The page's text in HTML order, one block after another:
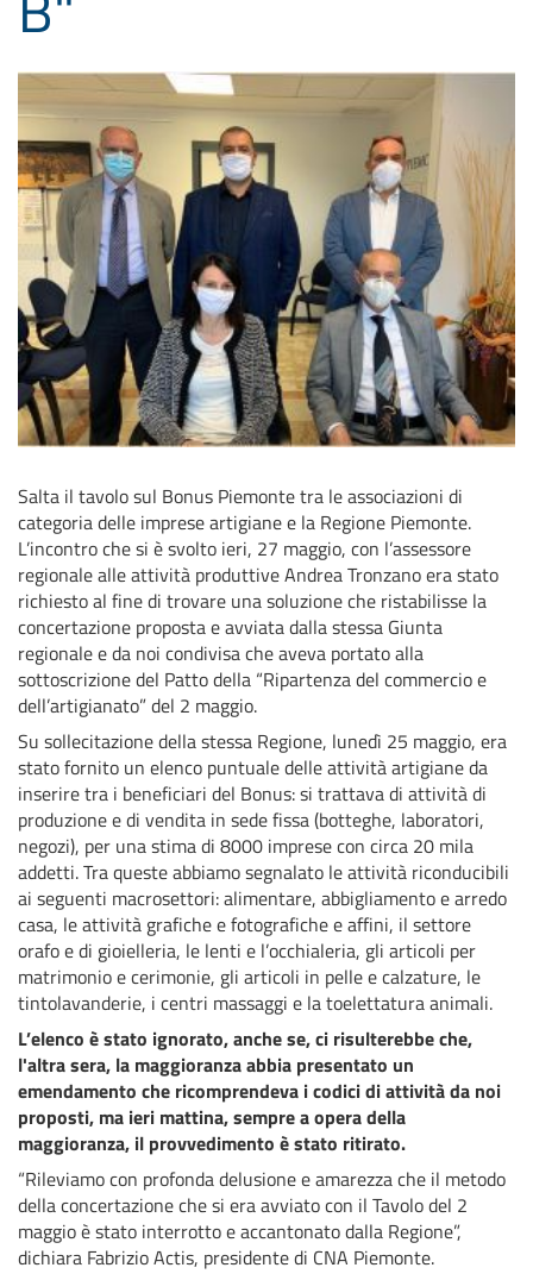
Salta il tavolo sul Bonus Piemonte tra le associazioni di
categoria delle imprese artigiane e la Regione Piemonte.
L’incontro che si è svolto ieri, 27 maggio, con l’assessore
regionale alle attività produttive Andrea Tronzano era stato
richiesto al fine di trovare una soluzione che ristabilisse la
concertazione proposta e avviata dalla stessa Giunta
regionale e da noi condivisa che aveva portato alla
sottoscrizione del Patto della “Ripartenza del commercio e
dell’artigianato” del 2 maggio.
Su sollecitazione della stessa Regione, lunedì 25 maggio, era
stato fornito un elenco puntuale delle attività artigiane da
inserire tra i beneficiari del Bonus: si trattava di attività di
produzione e di vendita in sede fissa (botteghe, laboratori,
negozi), per una stima di 8000 imprese con circa 20 mila
addetti. Tra queste abbiamo segnalato le attività riconducibili
ai seguenti macrosettori: alimentare, abbigliamento e arredo
casa, le attività grafiche e fotografiche e affini, il settore
orafo e di gioielleria, le lenti e l’occhialeria, gli articoli per
matrimonio e cerimonie, gli articoli in pelle e calzature, le
tintolavanderie, i centri massaggi e la toelettatura animali.
L’elenco è stato ignorato, anche se, ci risulterebbe che,
l'altra sera, la maggioranza abbia presentato un
emendamento che ricomprendeva i codici di attività da noi
proposti, ma ieri mattina, sempre a opera della
maggioranza, il provvedimento è stato ritirato.
“Rileviamo con profonda delusione e amarezza che il metodo
della concertazione che si era avviato con il Tavolo del 2
maggio è stato interrotto e accantonato dalla Regione”,
dichiara Fabrizio Actis, presidente di CNA Piemonte.